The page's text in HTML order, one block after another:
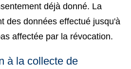
déjà donné. La
des données effectué jusqu'à
affectée par la révocation.
à la collecte de